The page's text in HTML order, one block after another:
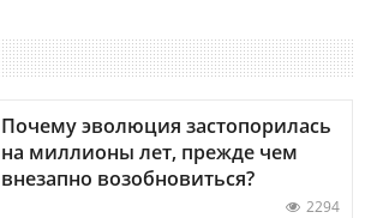
Почему эволюция застопорилась
на миллионы лет, прежде чем
внезапно возобновиться?
2294